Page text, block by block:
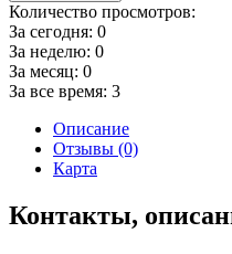
Количество просмотров:
За сегодня: 0
За неделю: 0
За месяц: 0
За все время: 3
Описание
Отзывы (0)
Карта
Контакты,